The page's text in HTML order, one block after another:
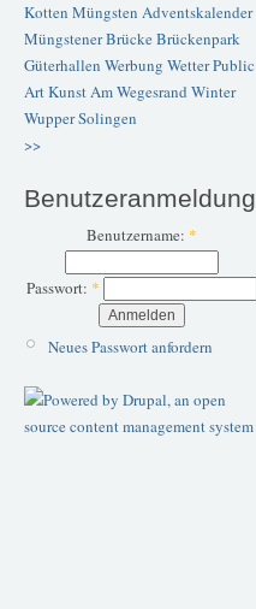
Kotten Müngsten Adventskalender
Müngstener BrückeBrückenpark
Güterhallen Werbung WetterPublic
ArtKunstAm Wegesrand Winter
WupperSolingen
>>
Benutzeranmeldung
Benutzername: *
Passwort: *
Neues Passwort anfordern